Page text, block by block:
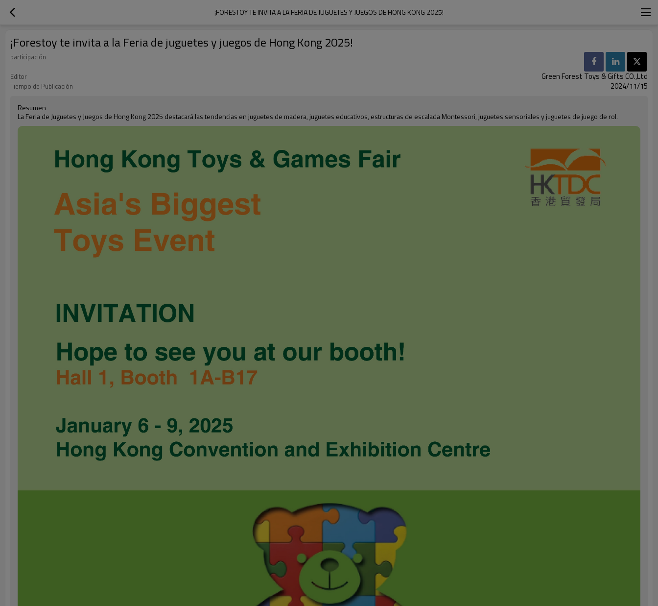
¡FORESTOY TE INVITA A LA FERIA DE JUGUETES Y JUEGOS DE HONG KONG 2025!
¡Forestoy te invita a la Feria de juguetes y juegos de Hong Kong 2025!
participación
Editor
Green Forest Toys & Gifts CO.,Ltd
Tiempo de Publicación 2024/11/15
Resumen
La Feria de Juguetes y Juegos de Hong Kong 2025 destacará las tendencias en juguetes de madera, juguetes educativos, estructuras de escalada Montessori, juguetes sensoriales y juguetes de juego de rol.